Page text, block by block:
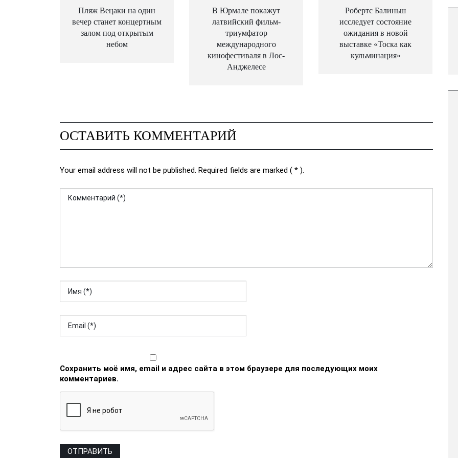
Пляж Вецаки на один
вечер станет концертным
залом под открытым
небом
В Юрмале покажут
латвийский фильм-
триумфатор
международного
кинофестиваля в Лос-
Анджелесе
Робертс Балиньш
исследует состояние
ожидания в новой
выставке «Тоска как
кульминация»
ОСТАВИТЬ КОММЕНТАРИЙ
Your email address will not be published. Required fields are marked ( * ).
Сохранить моё имя, email и адрес сайта в этом браузере для последующих моих
комментариев.